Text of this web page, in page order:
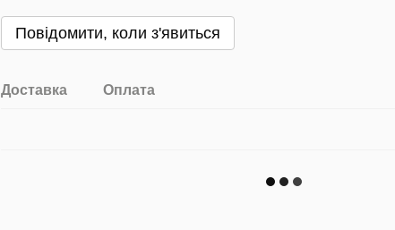
Повідомити, коли з'явиться
Доставка Оплата